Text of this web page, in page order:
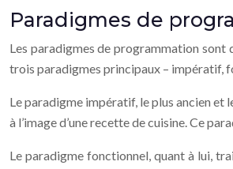
Paradigmes de
Les paradigmes de programmation sont
trois paradigmes principaux – impératif,
Le paradigme impératif, le plus ancien et
à l’image d’une recette de cuisine. Ce
Le paradigme fonctionnel, quant à lui,